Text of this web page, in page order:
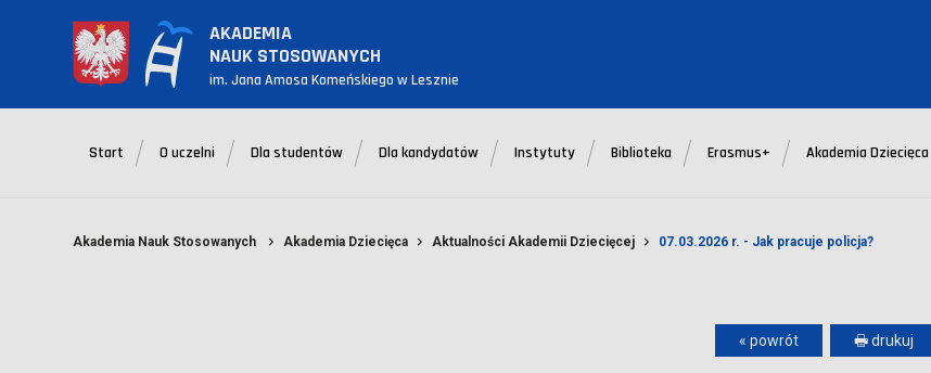
AKADEMIA
NAUK STOSOWANYCH
im. Jana Amosa Komeńskiego w Lesznie
Start O uczelni Dla studentów Dla kandydatów Instytuty Biblioteka Erasmus+ Akademia Dziecięca
Akademia Nauk Stosowanych Akademia Dziecięca Aktualności Akademii Dziecięcej 07.03.2026 r. - Jak pracuje policja?
« powrót 🖶 drukuj